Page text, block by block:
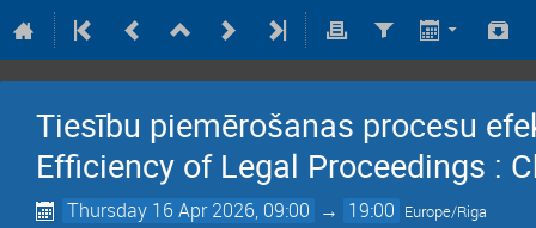
Tiesību piemērošanas procesu
Efficiency of Legal Proceedings :
Thursday 16 Apr 2026, 09:00 → 19:00 Europe/Riga